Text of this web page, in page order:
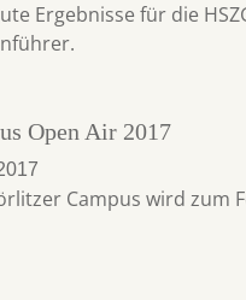
Ergebnisse für die
Open Air 2017
Campus wird zum